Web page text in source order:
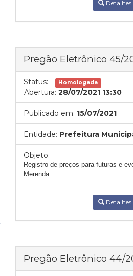
Detalhes
Pregão Eletrônico 45/
Status: Homologada
Abertura: 28/07/2021 13:30
Publicado em: 15/07/2021
Entidade: Prefeitura
Objeto:
Registro de preços para futuras e
Merenda
Detalhes
Pregão Eletrônico 44/